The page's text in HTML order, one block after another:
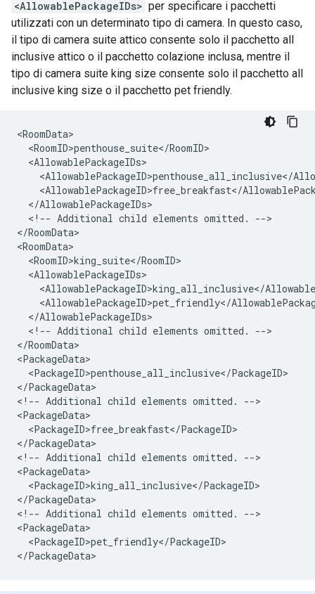
<AllowablePackageIDs> per specificare i pacchetti
utilizzati con un determinato tipo di camera. In questo caso,
il tipo di camera suite attico consente solo il pacchetto all
inclusive attico o il pacchetto colazione inclusa, mentre il
tipo di camera suite king size consente solo il pacchetto all
inclusive king size o il pacchetto pet friendly.
<RoomData>
  <RoomID>penthouse_suite</RoomID>
  <AllowablePackageIDs>
<AllowablePackageID>penthouse_all_inclusive</
<AllowablePackageID>free_breakfast</
  </AllowablePackageIDs>
  <!-- Additional child elements omitted. -->
</RoomData>
<RoomData>
  <RoomID>king_suite</RoomID>
  <AllowablePackageIDs>
<AllowablePackageID>king_all_inclusive</
<AllowablePackageID>pet_friendly</
  </AllowablePackageIDs>
  <!-- Additional child elements omitted. -->
</RoomData>
<PackageData>
  <PackageID>penthouse_all_inclusive</PackageID>
</PackageData>
<!-- Additional child elements omitted. -->
<PackageData>
  <PackageID>free_breakfast</PackageID>
</PackageData>
<!-- Additional child elements omitted. -->
<PackageData>
  <PackageID>king_all_inclusive</PackageID>
</PackageData>
<!-- Additional child elements omitted. -->
<PackageData>
  <PackageID>pet_friendly</PackageID>